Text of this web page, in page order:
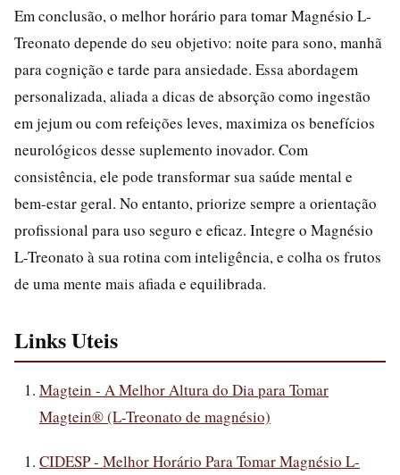
Em conclusão, o melhor horário para tomar Magnésio L-
Treonato depende do seu objetivo: noite para sono, manhã
para cognição e tarde para ansiedade. Essa abordagem
personalizada, aliada a dicas de absorção como ingestão
em jejum ou com refeições leves, maximiza os benefícios
neurológicos desse suplemento inovador. Com
consistência, ele pode transformar sua saúde mental e
bem-estar geral. No entanto, priorize sempre a orientação
profissional para uso seguro e eficaz. Integre o Magnésio
L-Treonato à sua rotina com inteligência, e colha os frutos
de uma mente mais afiada e equilibrada.
Links Uteis
Magtein - A Melhor Altura do Dia para Tomar
Magtein® (L-Treonato de magnésio)
CIDESP - Melhor Horário Para Tomar Magnésio L-